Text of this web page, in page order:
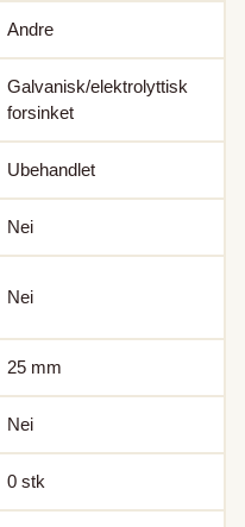
Andre
Galvanisk/elektrolyttisk
forsinket
Ubehandlet
Nei
Nei
25 mm
Nei
0 stk